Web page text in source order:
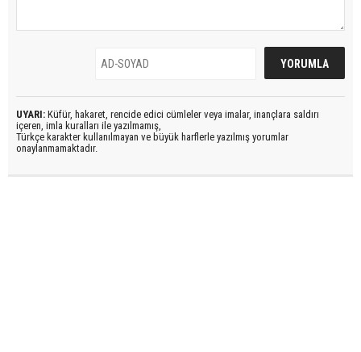
UYARI: Küfür, hakaret, rencide edici cümleler veya imalar, inançlara saldırı
içeren, imla kuralları ile yazılmamış,
Türkçe karakter kullanılmayan ve büyük harflerle yazılmış yorumlar
onaylanmamaktadır.